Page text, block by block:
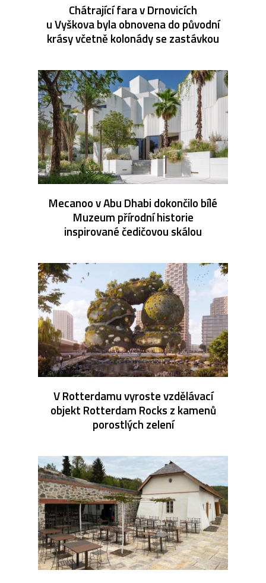
Chátrající fara v Drnovicích
u Vyškova byla obnovena do původní
krásy včetně kolonády se zastávkou
Mecanoo v Abu Dhabi dokončilo bílé
Muzeum přírodní historie
inspirované čedičovou skálou
V Rotterdamu vyroste vzdělávací
objekt Rotterdam Rocks z kamenů
porostlých zelení